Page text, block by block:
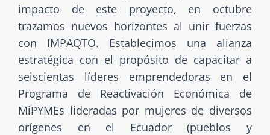
impacto de este proyecto, en octubre
trazamos nuevos horizontes al unir fuerzas
con IMPAQTO. Establecimos una alianza
estratégica con el propósito de capacitar a
seiscientas líderes emprendedoras en el
Programa de Reactivación Económica de
MiPYMEs lideradas por mujeres de diversos
orígenes en el Ecuador (pueblos y